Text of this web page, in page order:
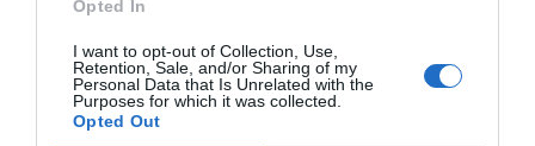
Opted In
I want to opt-out of Collection, Use,
Retention, Sale, and/or Sharing of my
Personal Data that Is Unrelated with the
Purposes for which it was collected.
Opted Out
Lydia Valentín: «Yo puedo dormir tranquila;
nadie vendrá a m...